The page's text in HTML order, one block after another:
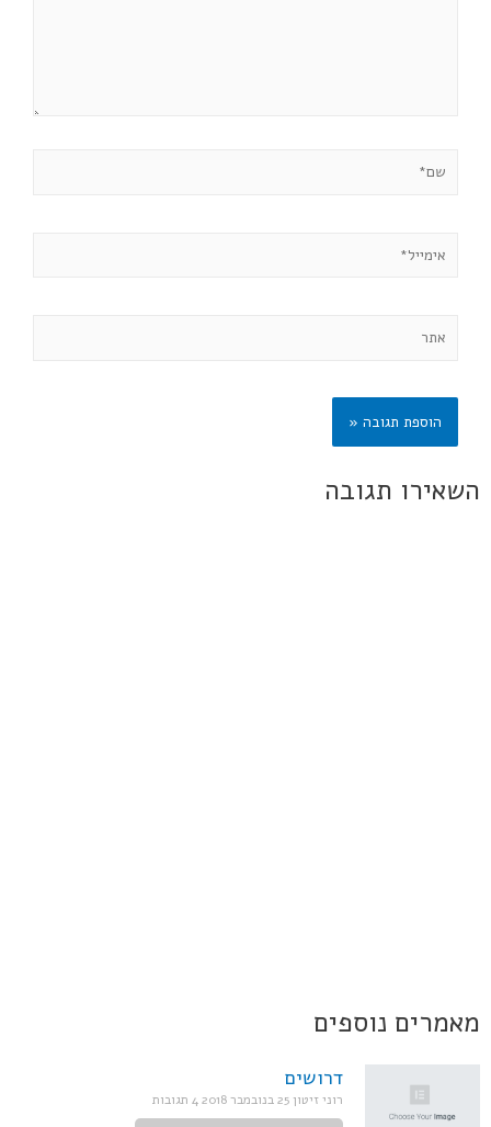
מאמרים נוספים
דרושים
רוני זיטון 25 בנובמבר 2018 4 תגובות
השאירו תגובה